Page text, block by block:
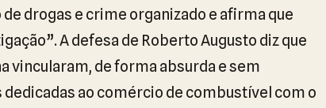
drogas e crime organizado e afirma que
A defesa de Roberto Augusto diz que
vincularam, de forma absurda e sem
ao comércio de combustível com o